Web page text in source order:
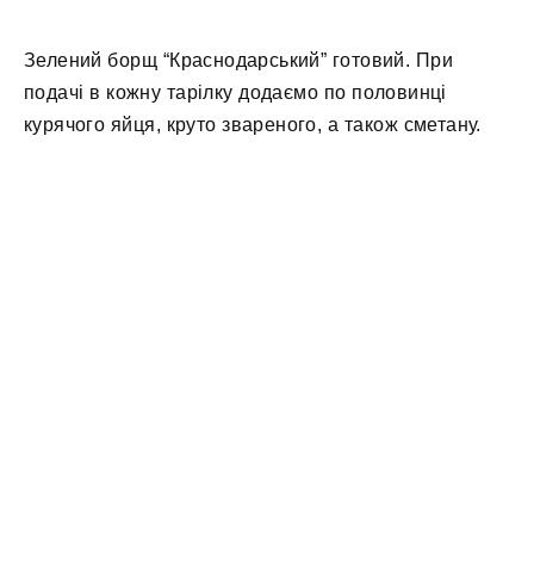
Зелений борщ “Краснодарський” готовий. При
подачі в кожну тарілку додаємо по половинці
курячого яйця, круто звареного, а також сметану.